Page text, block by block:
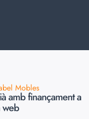
Mobles
amb finançament a
web